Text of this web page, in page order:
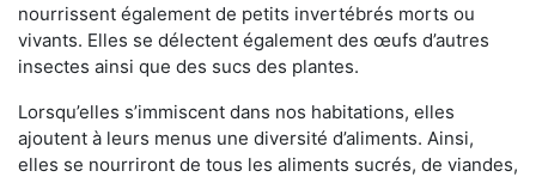
nourrissent également de petits invertébrés morts ou
vivants. Elles se délectent également des œufs d’autres
insectes ainsi que des sucs des plantes.
Lorsqu’elles s’immiscent dans nos habitations, elles
ajoutent à leurs menus une diversité d’aliments. Ainsi,
elles se nourriront de tous les aliments sucrés, de viandes,